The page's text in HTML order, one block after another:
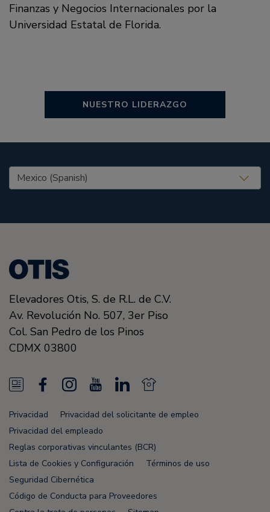
Finanzas y Negocios Internacionales por la
Universidad Estatal de Florida.
NUESTRO LIDERAZGO
United States (EN)
Elevadores Otis, S. de R.L. de C.V.
Av. Revolución No. 507, 3er Piso
Col. San Pedro de los Pinos
CDMX 03800
N
e
w
s
F
e
c
e
b
o
I
n
s
t
a
g
o
T
u
b
L
k
e
d
N
e
F
e
Privacidad
Privacidad del solicitante de empleo
Privacidad del empleado
Reglas corporativas vinculantes (BCR)
Lista de Cookies y Configuración
Términos de uso
Seguridad Cibernética
Código de Conducta para Proveedores